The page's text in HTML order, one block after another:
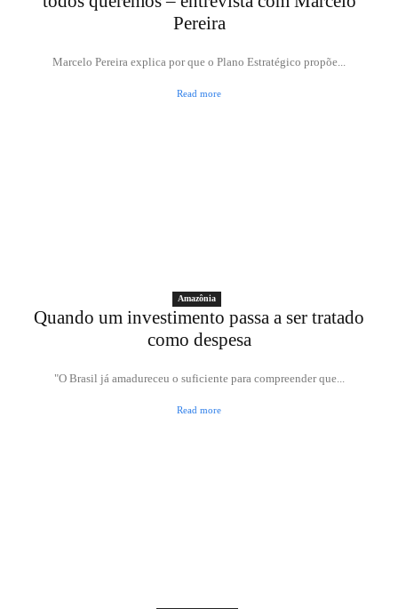
Pereira
Marcelo Pereira explica por que o Plano Estratégico propõe...
Read more
Amazônia
Quando um investimento passa a ser tratado
como despesa
"O Brasil já amadureceu o suficiente para compreender que...
Read more